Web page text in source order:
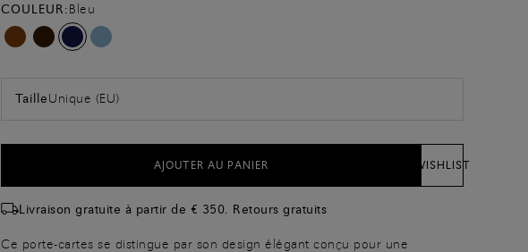
COULEUR:Bleu
TailleUnique (EU)
AJOUTER AU PANIER WISHLIST
Livraison gratuite à partir de € 350. Retours gratuits
Ce porte-cartes se distingue par son design élégant conçu pour une